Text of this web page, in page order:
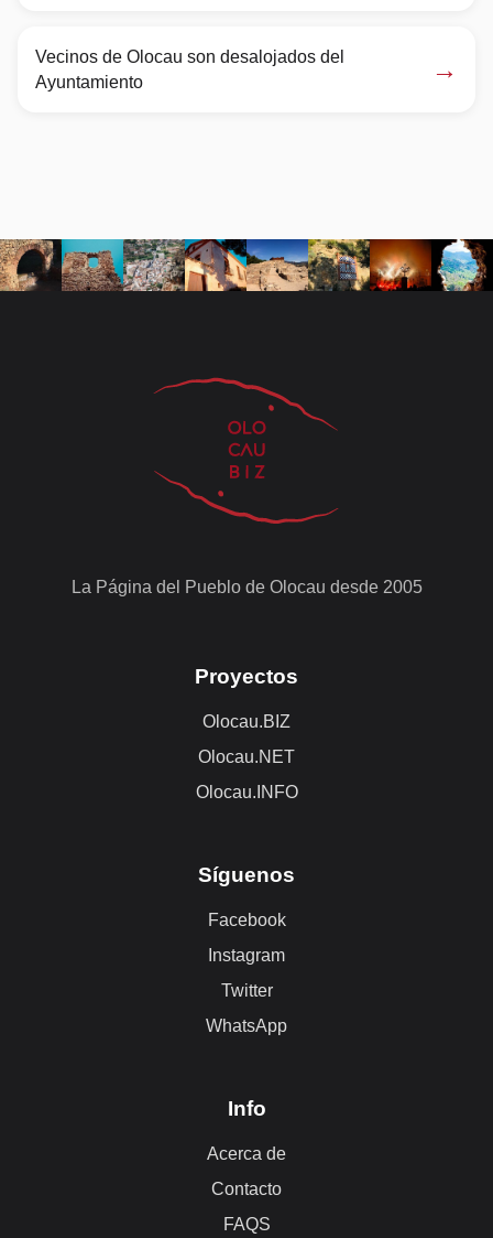
Vecinos de Olocau son desalojados del
Ayuntamiento
→
La Página del Pueblo de Olocau desde 2005
Proyectos
Olocau.BIZ
Olocau.NET
Olocau.INFO
Síguenos
Facebook
Instagram
Twitter
WhatsApp
Info
Acerca de
Contacto
FAQS